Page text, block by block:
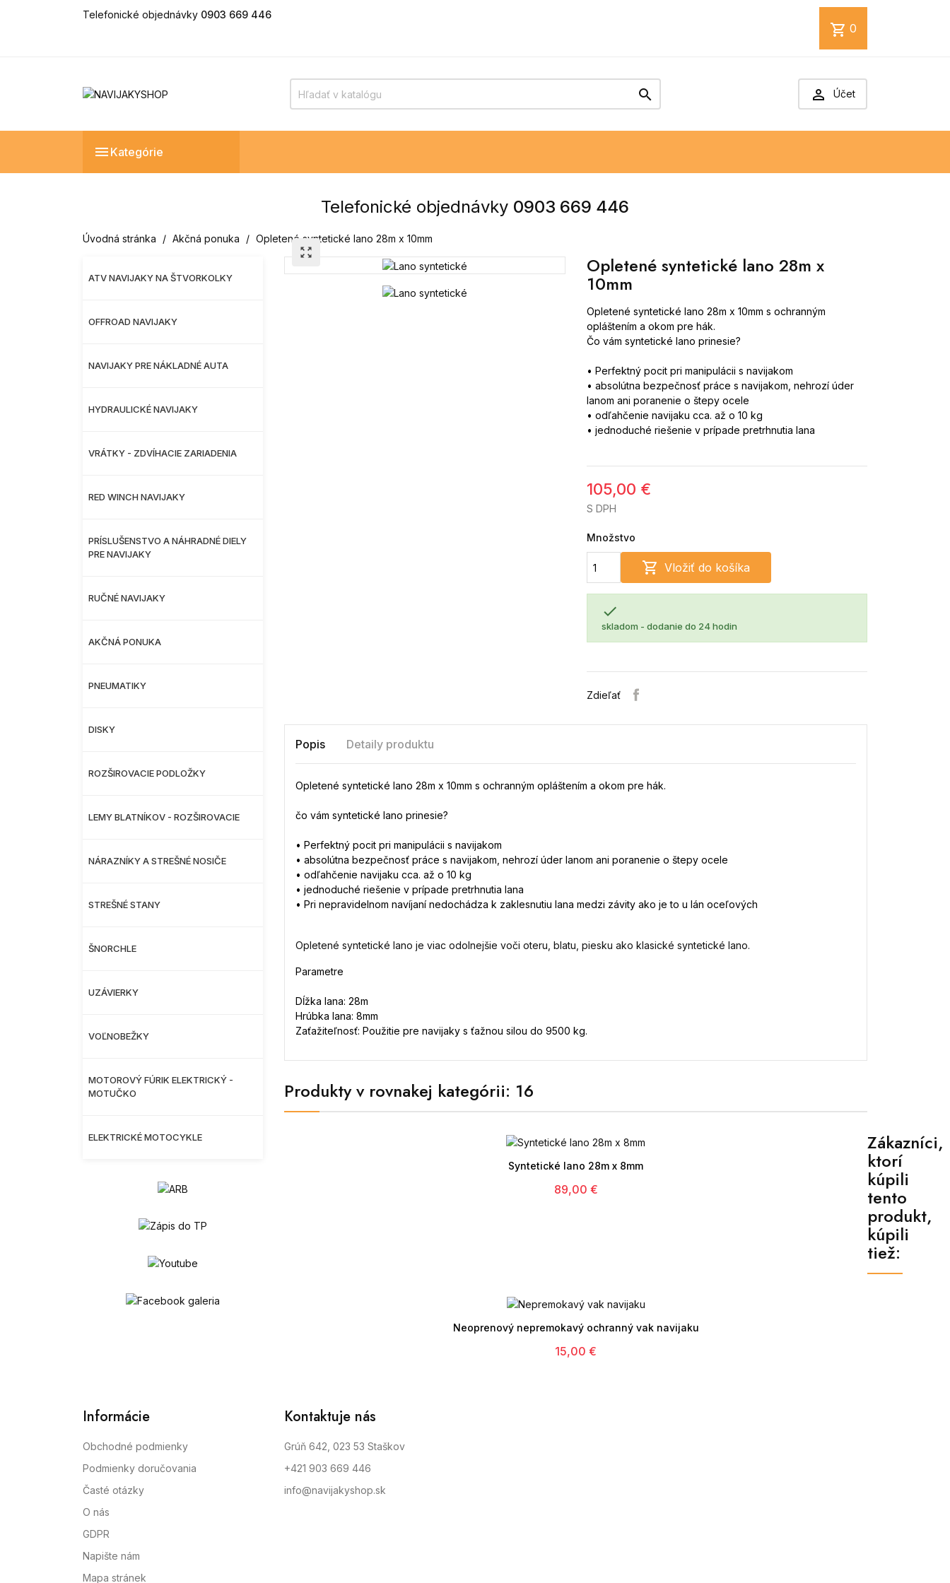
Telefonické objednávky 0903 669 446
shopping_cart 0
  Účet
 Kategórie
Telefonické objednávky 0903 669 446
Úvodná stránka Akčná ponuka Opletené syntetické lano 28m x 10mm
ATV NAVIJAKY NA ŠTVORKOLKY
OFFROAD NAVIJAKY
NAVIJAKY PRE NÁKLADNÉ AUTA
HYDRAULICKÉ NAVIJAKY
VRÁTKY - ZDVÍHACIE ZARIADENIA
RED WINCH NAVIJAKY
PRÍSLUŠENSTVO A NÁHRADNÉ DIELY
PRE NAVIJAKY
RUČNÉ NAVIJAKY
AKČNÁ PONUKA
PNEUMATIKY
DISKY
ROZŠIROVACIE PODLOŽKY
LEMY BLATNÍKOV - ROZŠIROVACIE
NÁRAZNÍKY A STREŠNÉ NOSIČE
STREŠNÉ STANY
ŠNORCHLE
UZÁVIERKY
VOĽNOBEŽKY
MOTOROVÝ FÚRIK ELEKTRICKÝ -
MOTUČKO
ELEKTRICKÉ MOTOCYKLE
zoom_out_map
Opletené syntetické lano 28m x
10mm
Opletené syntetické lano 28m x 10mm s ochranným
opláštením a okom pre hák.
Čo vám syntetické lano prinesie?
• Perfektný pocit pri manipulácii s navijakom
• absolútna bezpečnosť práce s navijakom, nehrozí úder
lanom ani poranenie o štepy ocele
• odľahčenie navijaku cca. až o 10 kg
• jednoduché riešenie v prípade pretrhnutia lana
105,00 €
S DPH
Množstvo
 Vložiť do košíka

skladom - dodanie do 24 hodin
Zdieľať
Popis Detaily produktu
Opletené syntetické lano 28m x 10mm s ochranným opláštením a okom pre hák.
čo vám syntetické lano prinesie?
• Perfektný pocit pri manipulácii s navijakom
• absolútna bezpečnosť práce s navijakom, nehrozí úder lanom ani poranenie o štepy ocele
• odľahčenie navijaku cca. až o 10 kg
• jednoduché riešenie v prípade pretrhnutia lana
• Pri nepravidelnom navíjaní nedochádza k zaklesnutiu lana medzi závity ako je to u lán oceľových
Opletené syntetické lano je viac odolnejšie voči oteru, blatu, piesku ako klasické syntetické lano.
Parametre
Dĺžka lana: 28m
Hrúbka lana: 8mm
Zaťažiteľnosť: Použitie pre navijaky s ťažnou silou do 9500 kg.
Produkty v rovnakej kategórii: 16

Syntetické lano 28m x 8mm
89,00 €
Zákazníci,
ktorí
kúpili
tento
produkt,
kúpili
tiež:

Neoprenový nepremokavý ochranný vak navijaku
15,00 €
Informácie
Obchodné podmienky
Podmienky doručovania
Časté otázky
O nás
GDPR
Napište nám
Mapa stránek
Kontaktuje nás
Grúň 642, 023 53 Staškov
+421 903 669 446
info@navijakyshop.sk